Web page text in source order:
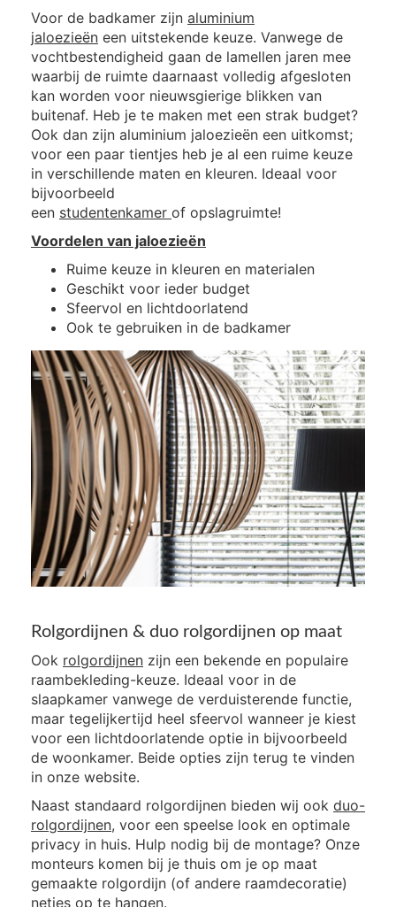
Voor de badkamer zijn aluminium
jaloezieën een uitstekende keuze. Vanwege de
vochtbestendigheid gaan de lamellen jaren mee
waarbij de ruimte daarnaast volledig afgesloten
kan worden voor nieuwsgierige blikken van
buitenaf. Heb je te maken met een strak budget?
Ook dan zijn aluminium jaloezieën een uitkomst;
voor een paar tientjes heb je al een ruime keuze
in verschillende maten en kleuren. Ideaal voor
bijvoorbeeld
een studentenkamer of opslagruimte!
Voordelen van jaloezieën
Ruime keuze in kleuren en materialen
Geschikt voor ieder budget
Sfeervol en lichtdoorlatend
Ook te gebruiken in de badkamer
Rolgordijnen & duo rolgordijnen op maat
Ook rolgordijnen zijn een bekende en populaire
raambekleding-keuze. Ideaal voor in de
slaapkamer vanwege de verduisterende functie,
maar tegelijkertijd heel sfeervol wanneer je kiest
voor een lichtdoorlatende optie in bijvoorbeeld
de woonkamer. Beide opties zijn terug te vinden
in onze website.
Naast standaard rolgordijnen bieden wij ook duo-
rolgordijnen, voor een speelse look en optimale
privacy in huis. Hulp nodig bij de montage? Onze
monteurs komen bij je thuis om je op maat
gemaakte rolgordijn (of andere raamdecoratie)
netjes op te hangen.